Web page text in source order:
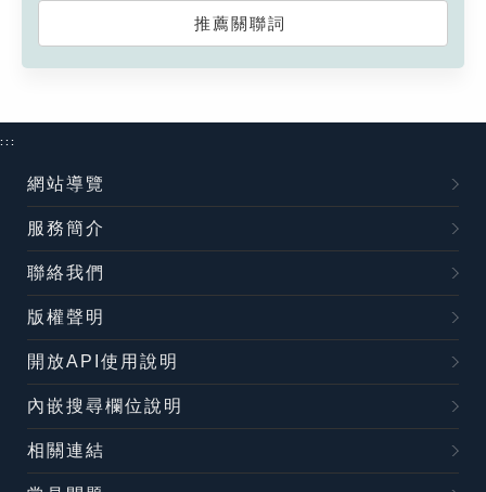
推薦關聯詞
:::
網站導覽
服務簡介
聯絡我們
版權聲明
開放API使用說明
內嵌搜尋欄位說明
相關連結